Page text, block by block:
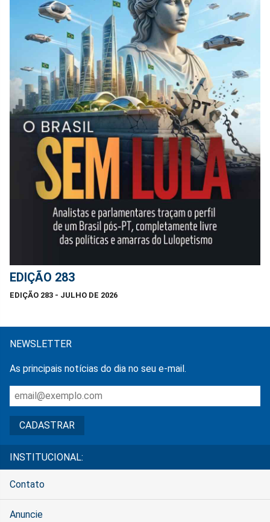
EDIÇÃO 283
EDIÇÃO 283 - JULHO DE 2026
NEWSLETTER
As principais notícias do dia no seu e-mail.
INSTITUCIONAL:
Contato
Anuncie